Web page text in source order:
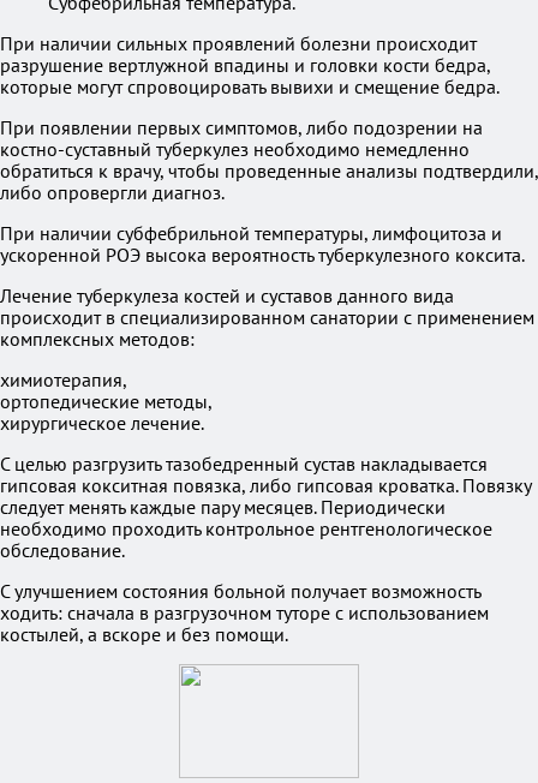
При наличии сильных проявлений болезни происходит
разрушение вертлужной впадины и головки кости бедра,
которые могут спровоцировать вывихи и смещение бедра.
При появлении первых симптомов, либо подозрении на
костно-суставный туберкулез необходимо немедленно
обратиться к врачу, чтобы проведенные анализы подтвердили,
либо опровергли диагноз.
При наличии субфебрильной температуры, лимфоцитоза и
ускоренной РОЭ высока вероятность туберкулезного коксита.
Лечение туберкулеза костей и суставов данного вида
происходит в специализированном санатории с применением
комплексных методов:
химиотерапия,
ортопедические методы,
хирургическое лечение.
С целью разгрузить тазобедренный сустав накладывается
гипсовая кокситная повязка, либо гипсовая кроватка. Повязку
следует менять каждые пару месяцев. Периодически
необходимо проходить контрольное рентгенологическое
обследование.
С улучшением состояния больной получает возможность
ходить: сначала в разгрузочном туторе с использованием
костылей, а вскоре и без помощи.